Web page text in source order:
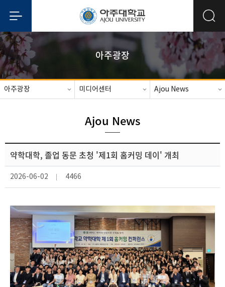
아주광장
아주광장 미디어센터 Ajou News
Ajou News
약학대학, 졸업 동문 초청 '제1회 홈커밍 데이' 개최
2026-06-02 4466